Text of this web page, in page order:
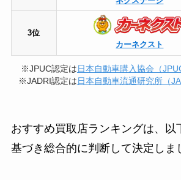
3位
カーネクスト
※JPUC認定は日本自動車購入協会（
※JADRI認定は日本自動車流通研究所（
おすすめ買取店ランキングは、以
基づき総合的に判断して決定しま